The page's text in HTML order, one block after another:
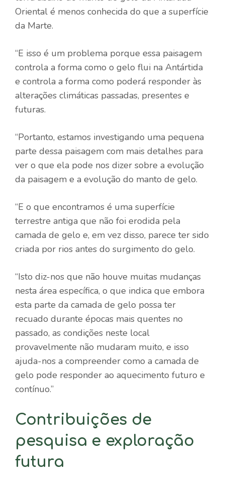
Oriental é menos conhecida do que a superfície
da Marte.
“E isso é um problema porque essa paisagem
controla a forma como o gelo flui na Antártida
e controla a forma como poderá responder às
alterações climáticas passadas, presentes e
futuras.
“Portanto, estamos investigando uma pequena
parte dessa paisagem com mais detalhes para
ver o que ela pode nos dizer sobre a evolução
da paisagem e a evolução do manto de gelo.
“E o que encontramos é uma superfície
terrestre antiga que não foi erodida pela
camada de gelo e, em vez disso, parece ter sido
criada por rios antes do surgimento do gelo.
“Isto diz-nos que não houve muitas mudanças
nesta área específica, o que indica que embora
esta parte da camada de gelo possa ter
recuado durante épocas mais quentes no
passado, as condições neste local
provavelmente não mudaram muito, e isso
ajuda-nos a compreender como a camada de
gelo pode responder ao aquecimento futuro e
contínuo.”
Contribuições de
pesquisa e exploração
futura